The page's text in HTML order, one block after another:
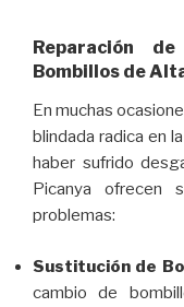
Reparación
Bombillos de
En muchas
blindada radica en
haber sufrido
Picanya ofrecen
problemas:
Sustitución de
cambio de